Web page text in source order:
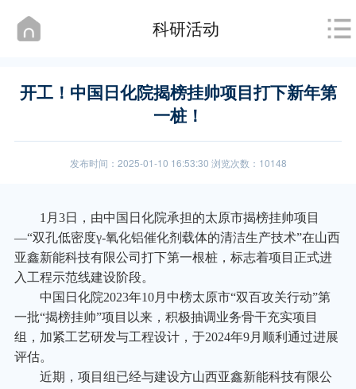
科研活动
开工！中国日化院揭榜挂帅项目打下新年第
一桩！
发布时间：2025-01-10 16:53:30 浏览次数：10148
1 月3日，由中国日化院承担的太原市揭榜挂帅项目
—“双孔低密度γ-氧化铝催化剂载体的清洁生产技术”在山西
亚鑫新能科技有限公司打下第一根桩，标志着项目正式进
入工程示范线建设阶段。
中国日化院2023年10月中榜太原市“双百攻关行动”第
一批“揭榜挂帅”项目以来，积极抽调业务骨干充实项目
组，加紧工艺研发与工程设计，于2024年9月顺利通过进展
评估。
近期，项目组已经与建设方山西亚鑫新能科技有限公